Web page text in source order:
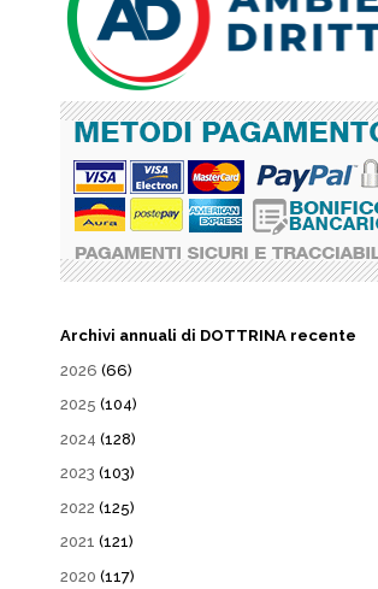
Archivi annuali di DOTTRINA recente
2026 (66)
2025 (104)
2024 (128)
2023 (103)
2022 (125)
2021 (121)
2020 (117)